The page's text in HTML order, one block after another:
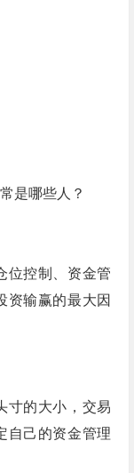
是哪些人？
位控制、资金管
资输赢的最大因
寸的大小，交易
自己的资金管理